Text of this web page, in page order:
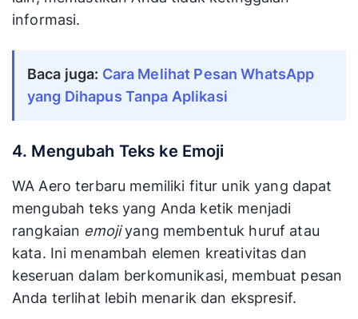
informasi.
Baca juga: Cara Melihat Pesan WhatsApp
yang Dihapus Tanpa Aplikasi
4. Mengubah Teks ke Emoji
WA Aero terbaru memiliki fitur unik yang dapat
mengubah teks yang Anda ketik menjadi
rangkaian emojiyang membentuk huruf atau
kata. Ini menambah elemen kreativitas dan
keseruan dalam berkomunikasi, membuat pesan
Anda terlihat lebih menarik dan ekspresif.